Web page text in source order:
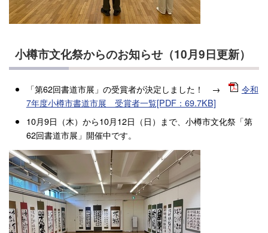
小樽市文化祭からのお知らせ（10月9日更新）
「第62回書道市展」の受賞者が決定しました！ →
令和
7年度小樽市書道市展 受賞者一覧[PDF：69.7KB]
10月9日（木）から10月12日（日）まで、小樽市文化祭「第
62回書道市展」開催中です。